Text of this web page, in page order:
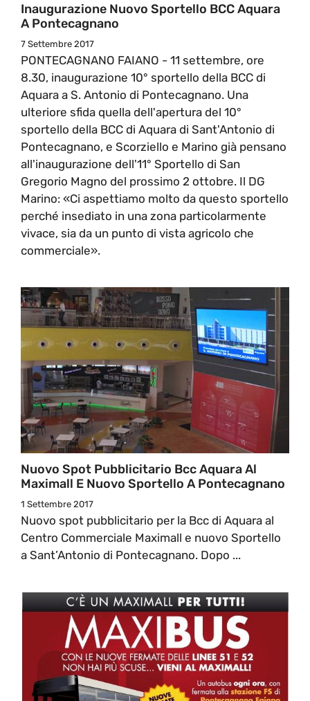
Inaugurazione Nuovo Sportello BCC Aquara
A Pontecagnano
7 Settembre 2017
PONTECAGNANO FAIANO - 11 settembre, ore
8.30, inaugurazione 10° sportello della BCC di
Aquara a S. Antonio di Pontecagnano. Una
ulteriore sfida quella dell'apertura del 10°
sportello della BCC di Aquara di Sant'Antonio di
Pontecagnano, e Scorziello e Marino già pensano
all'inaugurazione dell'11° Sportello di San
Gregorio Magno del prossimo 2 ottobre. Il DG
Marino: «Ci aspettiamo molto da questo sportello
perché insediato in una zona particolarmente
vivace, sia da un punto di vista agricolo che
commerciale».
Nuovo Spot Pubblicitario Bcc Aquara Al
Maximall E Nuovo Sportello A Pontecagnano
1 Settembre 2017
Nuovo spot pubblicitario per la Bcc di Aquara al
Centro Commerciale Maximall e nuovo Sportello
a Sant’Antonio di Pontecagnano. Dopo ...